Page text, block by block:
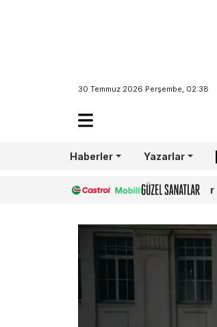
30 Temmuz 2026 Perşembe, 02:38
Haberler Yazarlar
Castrol Güzel Sanatlar